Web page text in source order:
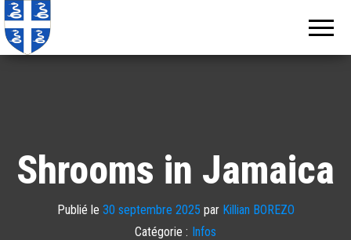
Shrooms in Jamaica
Publié le 30 septembre 2025 par Killian BOREZO
Catégorie : Infos